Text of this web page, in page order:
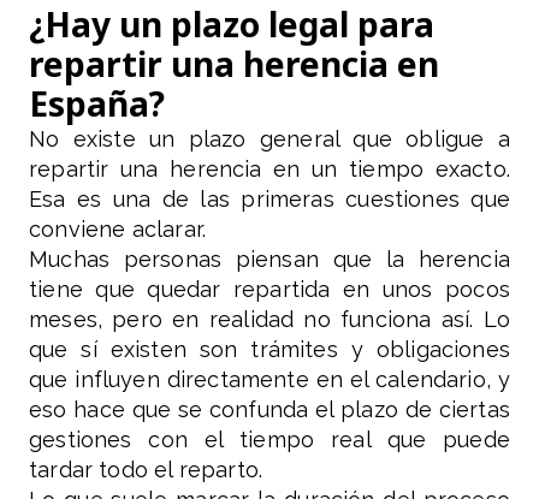
¿Hay un plazo legal para
repartir una herencia en
España?
No existe un plazo general que obligue a
repartir una herencia en un tiempo exacto.
Esa es una de las primeras cuestiones que
conviene aclarar.
Muchas personas piensan que la herencia
tiene que quedar repartida en unos pocos
meses, pero en realidad no funciona así. Lo
que sí existen son trámites y obligaciones
que influyen directamente en el calendario, y
eso hace que se confunda el plazo de ciertas
gestiones con el tiempo real que puede
tardar todo el reparto.